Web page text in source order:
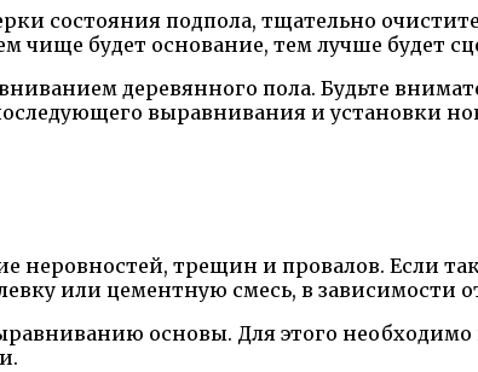
состояния подпола, тщательно
чище будет основание, тем лучше будет
деревянного пола. Будьте
выравнивания и установки
неровностей, трещин и провалов. Если
или цементную смесь, в зависимости
основы. Для этого необходимо